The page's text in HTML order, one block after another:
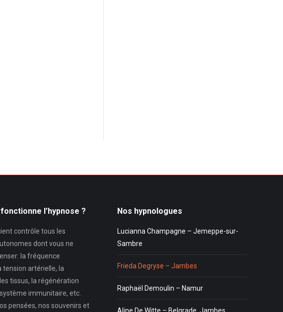
l’hypnose ?
contrôle tous les
dont vous ne
la fréquence
tension artérielle, la
tissus, la régénération
immunitaire, etc.
pensées, nos souvenirs et
Nos hypnologues
Lucianna Champagne – Jemeppe-sur-
Sambre
Frieda Degryse – Jambes
Raphaël Demoulin – Namur